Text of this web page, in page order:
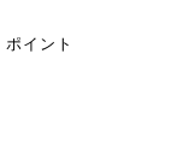
ポイント